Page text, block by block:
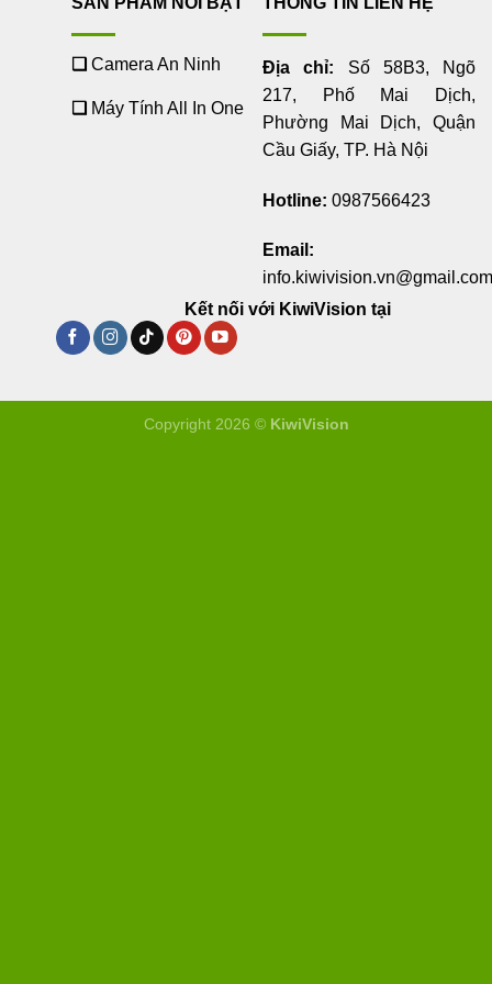
❑ Camera An Ninh
❑ Máy Tính All In One
Địa chỉ: Số 58B3, Ngõ
217, Phố Mai Dịch,
Phường Mai Dịch, Quận
Cầu Giấy, TP. Hà Nội
Hotline: 0987566423
Email:
info.kiwivision.vn@gmail.com
Kết nối với KiwiVision tại
Copyright 2026 © KiwiVision